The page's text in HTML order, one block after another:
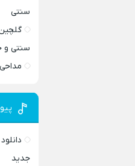
سنتی
سنتی و
جدید